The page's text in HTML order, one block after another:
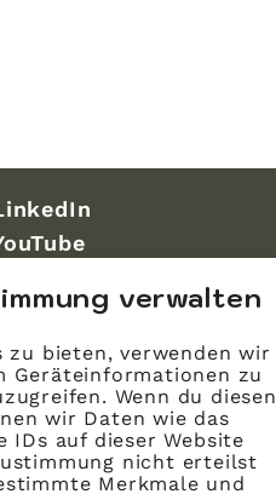
verwalten
bieten, verwenden wir
Geräteinformationen zu
Wenn du diesen
wir Daten wie das
auf dieser Website
nicht erteilst
Merkmale und